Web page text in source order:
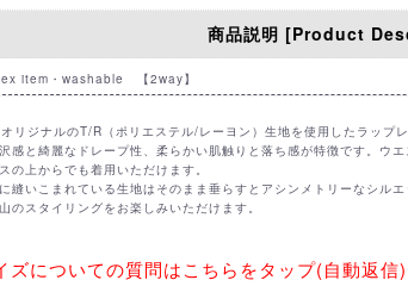
77㎝ 110㎝
F
〇
取置きする
〇
取置きする
〇
取置きする
商品説明 [Product
item・washable 【2way】
リジナルのT/R（ポリエステル/レーヨン）生地を使用したラップ
感と綺麗なドレープ性、柔らかい肌触りと落ち感が特徴です。ウ
の上からでも着用いただけます。
縫いこまれている生地はそのまま垂らすとアシンメトリーなシル
のスタイリングをお楽しみいただけます。
ズについての質問はこちらをタップ(自動返信)